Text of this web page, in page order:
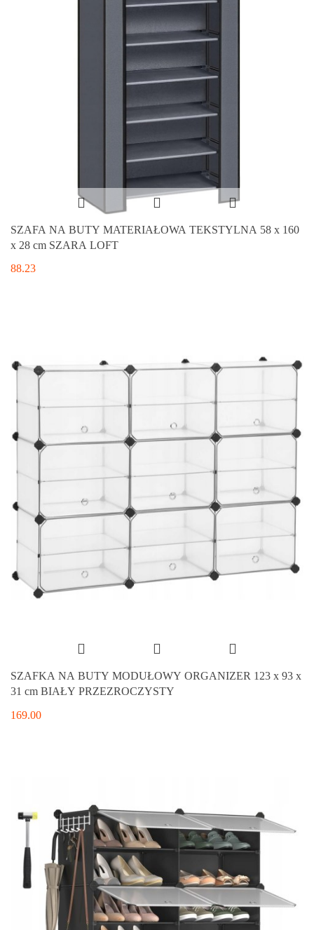
SZAFA NA BUTY MATERIAŁOWA TEKSTYLNA 58 x 160
x 28 cm SZARA LOFT
88.23
SZAFKA NA BUTY MODUŁOWY ORGANIZER 123 x 93 x
31 cm BIAŁY PRZEZROCZYSTY
169.00